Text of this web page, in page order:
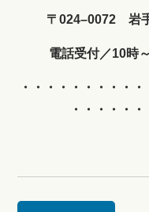
〒024–0072 岩
電話受付／10
・・・・・・・・・・
・・・・・